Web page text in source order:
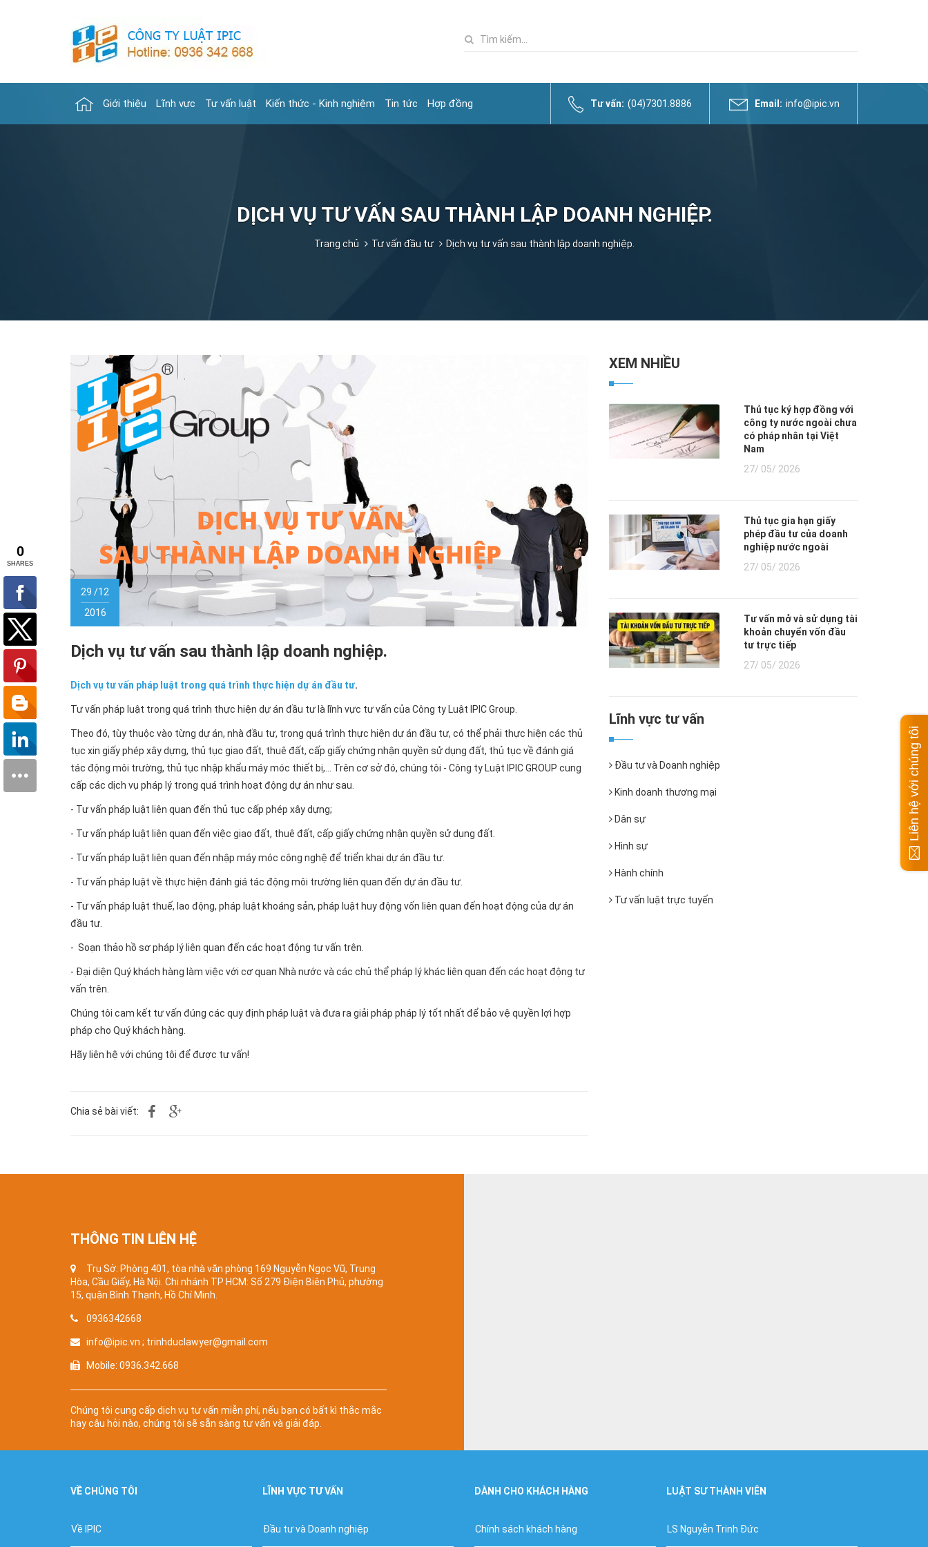
Giới thiệu Lĩnh vực Tư vấn luật Kiến thức - Kinh nghiệm Tin tức Hợp đồng Tư vấn: (04)7301.8886 Email: info@ipic.vn
DỊCH VỤ TƯ VẤN SAU THÀNH LẬP DOANH NGHIỆP.
Trang chủ Tư vấn đầu tư Dịch vụ tư vấn sau thành lập doanh nghiệp.
29 /12
2016
Dịch vụ tư vấn sau thành lập doanh nghiệp.
Dịch vụ tư vấn pháp luật trong quá trình thực hiện dự án đầu tư.
Tư vấn pháp luật trong quá trình thực hiện dự án đầu tư là lĩnh vực tư vấn của Công ty Luật IPIC Group.
Theo đó, tùy thuộc vào từng dự án, nhà đầu tư, trong quá trình thực hiện dự án đầu tư, có thể phải thực hiện các thủ
tục xin giấy phép xây dựng, thủ tục giao đất, thuê đất, cấp giấy chứng nhận quyền sử dụng đất, thủ tục về đánh giá
tác động môi trường, thủ tục nhập khẩu máy móc thiết bị,... Trên cơ sở đó, chúng tôi - Công ty Luật IPIC GROUP cung
cấp các dịch vụ pháp lý trong quá trình hoạt động dự án như sau.
- Tư vấn pháp luật liên quan đến thủ tục cấp phép xây dựng;
- Tư vấn pháp luật liên quan đến việc giao đất, thuê đất, cấp giấy chứng nhận quyền sử dụng đất.
- Tư vấn pháp luật liên quan đến nhập máy móc công nghệ để triển khai dự án đầu tư.
- Tư vấn pháp luật về thực hiện đánh giá tác động môi trường liên quan đến dự án đầu tư.
- Tư vấn pháp luật thuế, lao động, pháp luật khoáng sản, pháp luật huy động vốn liên quan đến hoạt động của dự án
đầu tư.
- Soạn thảo hồ sơ pháp lý liên quan đến các hoạt động tư vấn trên.
- Đại diện Quý khách hàng làm việc với cơ quan Nhà nước và các chủ thể pháp lý khác liên quan đến các hoạt động tư
vấn trên.
Chúng tôi cam kết tư vấn đúng các quy định pháp luật và đưa ra giải pháp pháp lý tốt nhất để bảo vệ quyền lợi hợp
pháp cho Quý khách hàng.
Hãy liên hệ với chúng tôi để được tư vấn!
Chia sẻ bài viết:
XEM NHIỀU
Thủ tục ký hợp đồng với
công ty nước ngoài chưa
có pháp nhân tại Việt
Nam
27/ 05/ 2026
Thủ tục gia hạn giấy
phép đầu tư của doanh
nghiệp nước ngoài
27/ 05/ 2026
Tư vấn mở và sử dụng tài
khoản chuyển vốn đầu
tư trực tiếp
27/ 05/ 2026
Lĩnh vực tư vấn
Đầu tư và Doanh nghiệp
Kinh doanh thương mại
Dân sự
Hình sự
Hành chính
Tư vấn luật trực tuyến
THÔNG TIN LIÊN HỆ
Trụ Sở: Phòng 401, tòa nhà văn phòng 169 Nguyễn Ngọc Vũ, Trung
Hòa, Cầu Giấy, Hà Nội. Chi nhánh TP HCM: Số 279 Điện Biên Phủ, phường
15, quận Bình Thạnh, Hồ Chí Minh.
0936342668
info@ipic.vn ; trinhduclawyer@gmail.com
Mobile: 0936.342.668
Chúng tôi cung cấp dịch vụ tư vấn miễn phí, nếu bạn có bất kì thắc mắc
hay câu hỏi nào, chúng tôi sẽ sẵn sàng tư vấn và giải đáp.
VỀ CHÚNG TÔI
Về IPIC
LĨNH VỰC TƯ VẤN
Đầu tư và Doanh nghiệp
DÀNH CHO KHÁCH HÀNG
Chính sách khách hàng
LUẬT SƯ THÀNH VIÊN
LS Nguyễn Trinh Đức
Liên hệ với chúng tôi